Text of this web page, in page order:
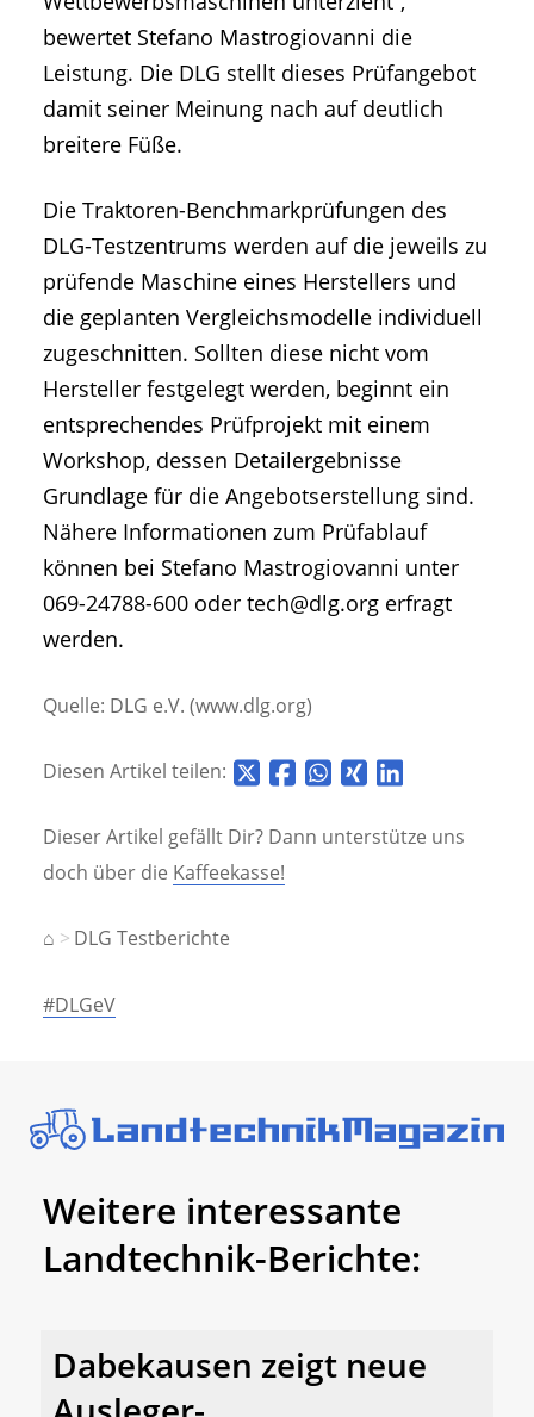
bewertet Stefano Mastrogiovanni die
Leistung. Die DLG stellt dieses Prüfangebot
damit seiner Meinung nach auf deutlich
breitere Füße.
Die Traktoren-Benchmarkprüfungen des
DLG-Testzentrums werden auf die jeweils zu
prüfende Maschine eines Herstellers und
die geplanten Vergleichsmodelle individuell
zugeschnitten. Sollten diese nicht vom
Hersteller festgelegt werden, beginnt ein
entsprechendes Prüfprojekt mit einem
Workshop, dessen Detailergebnisse
Grundlage für die Angebotserstellung sind.
Nähere Informationen zum Prüfablauf
können bei Stefano Mastrogiovanni unter
069-24788-600 oder tech@dlg.org erfragt
werden.
Quelle: DLG e.V. (www.dlg.org)
Diesen Artikel teilen:
Dieser Artikel gefällt Dir? Dann unterstütze uns
doch über die Kaffeekasse!
⌂ DLG Testberichte
#DLGeV
Weitere interessante
Landtechnik-Berichte:
Dabekausen zeigt neue